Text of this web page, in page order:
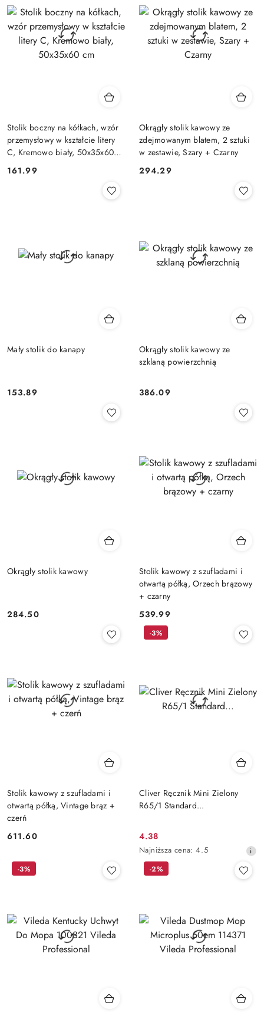
Stolik boczny na kółkach, wzór
przemysłowy w kształcie litery
C, Kremowo biały, 50x35x60
Cena:
161.99
Okrągły stolik kawowy ze
zdejmowanym blatem, 2 sztuki
w zestawie, Szary + Czarny
Cena:
294.29
Mały stolik do kanapy
Cena:
153.89
Okrągły stolik kawowy ze
szklaną powierzchnią
Cena:
386.09
Okrągły stolik kawowy
Cena:
284.50
Stolik kawowy z szufladami i
otwartą półką, Orzech brązowy
+ czarny
Cena:
539.99
Stolik kawowy z szufladami i
otwartą półką, Vintage brąz +
czerń
Cena:
611.60
Cliver Ręcznik Mini Zielony
R65/1 Standard...
Cena
promocyjna:
4.38
Najniższa
cena
obniżką
Najniższa cena: 4.5
-3%
-3% -2%